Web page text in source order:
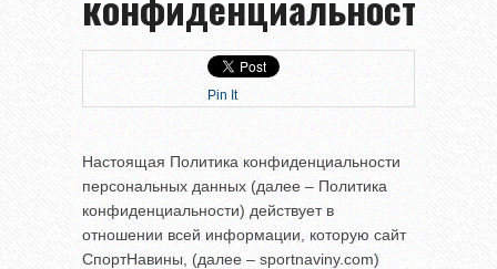
Pin It
Настоящая Политика конфиденциальности
персональных данных (далее – Политика
конфиденциальности) действует в
отношении всей информации, которую сайт
СпортНавины, (далее – sportnaviny.com)